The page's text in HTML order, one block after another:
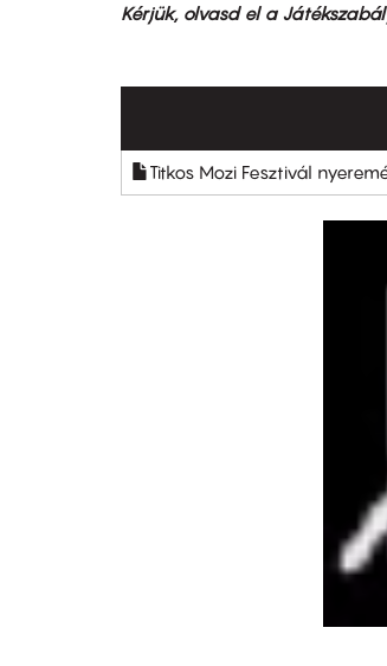
Kérjük, olvasd el a
Titkos Mozi Fesztivál